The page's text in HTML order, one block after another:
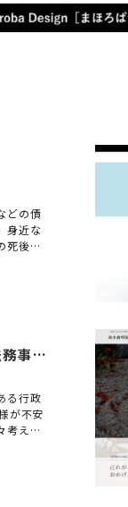
どの債
身近な
死後の
む交
経営
押手続
って
行政書士法人アイサポート総合法務事務所
る行政
が不安
考え実
お困り
る、